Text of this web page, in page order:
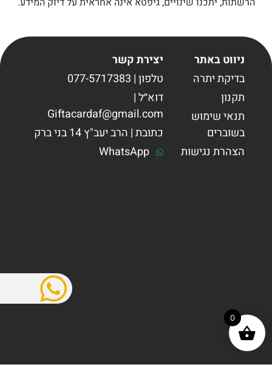
ניווט באתר
בדיקת יתרה
תקנון
תנאי שימוש
בשוברים
הצהרת נגישות
יצירת קשר
טלפון | 077-5717383
דוא״ל |
Giftacardaf@gmail.com
כתובת | הרב יעב"ץ 14 בני ברק
WhatsApp
0